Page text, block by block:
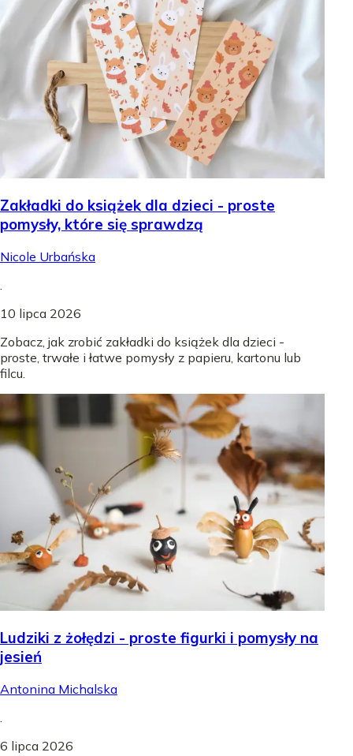
Zakładki do książek dla dzieci - proste
pomysły, które się sprawdzą
Nicole Urbańska
10 lipca 2026
Zobacz, jak zrobić zakładki do książek dla dzieci -
proste, trwałe i łatwe pomysły z papieru, kartonu lub
filcu.
Ludziki z żołędzi - proste figurki i pomysły na
jesień
Antonina Michalska
.
6 lipca 2026